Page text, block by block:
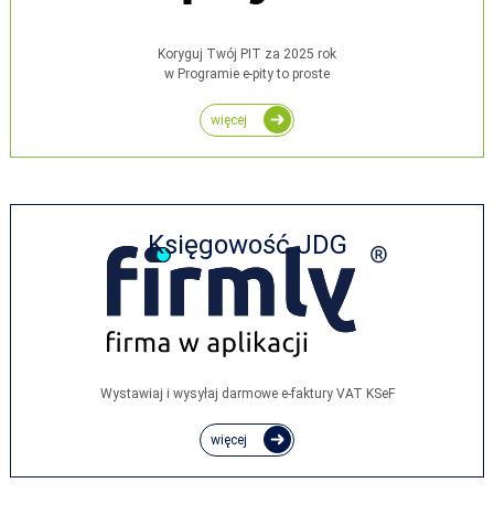
Koryguj Twój PIT za 2025 rok
w Programie e-pity to proste
więcej
Księgowość JDG
Wystawiaj i wysyłaj darmowe e‑faktury VAT KSeF
więcej